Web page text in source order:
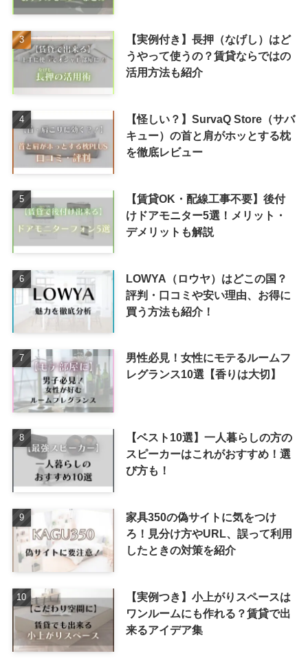
【実例付き】長押（なげし）はど
うやって使うの？賃貸ならではの
活用方法も紹介
【怪しい？】SurvaQ Store（サバ
キュー）の首と肩がホッとする枕
を徹底レビュー
【賃貸OK・配線工事不要】後付
けドアモニター5選！メリット・
デメリットも解説
LOWYA（ロウヤ）はどこの国？
評判・口コミや安い理由、お得に
買う方法も紹介！
男性必見！女性にモテるルームフ
レグランス10選【香りは大切】
【ベスト10選】一人暮らしの方の
スピーカーはこれがおすすめ！選
び方も！
家具350の偽サイトに気をつけ
ろ！見分け方やURL、誤って利用
したときの対策を紹介
【実例つき】小上がりスペースは
ワンルームにも作れる？賃貸で出
来るアイデア集